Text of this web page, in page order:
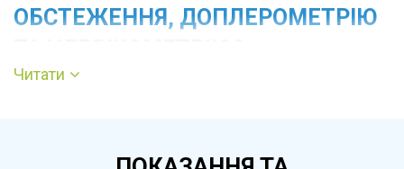
ОБСТЕЖЕННЯ, ДОПЛЕРОМЕТРІЮ
Доплерометрію призначають для аналізу
Читати